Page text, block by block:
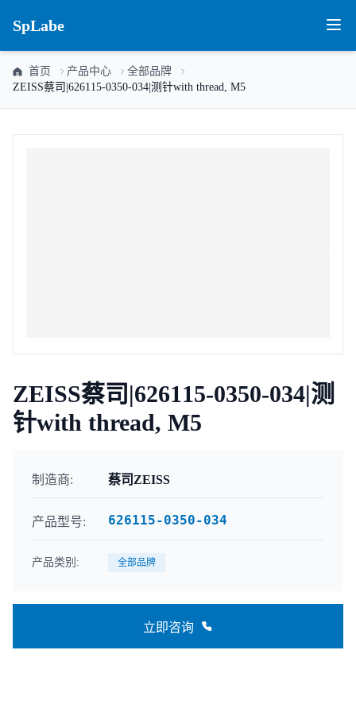
SpLabe
首页 产品中心
全部品牌
ZEISS蔡司|626115-0350-034|测针with thread, M5
ZEISS蔡司|626115-0350-034|测
针with thread, M5
制造商: 蔡司ZEISS
产品型号: 626115-0350-034
产品类别: 全部品牌
立即咨询